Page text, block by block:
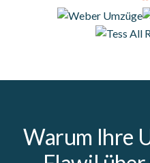
Warum Ihre